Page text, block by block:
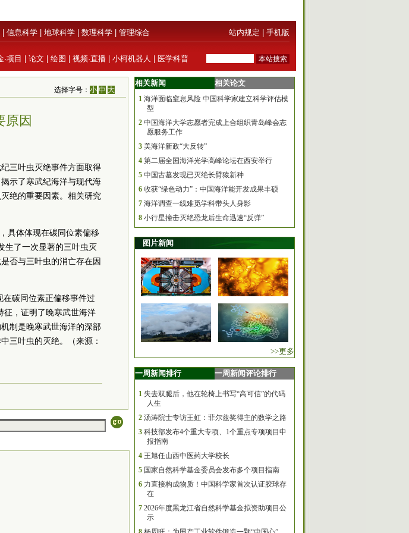
信息科学 地球科学 数理科学 管理综合 站内规定 手机版
·项目 论文 绘图 视频·直播 小柯机器人 医学科普
选择字号：小 中 大
原因
三叶虫灭绝事件方面取得
示了寒武纪海洋与现代海
绝的重要因素。相关研究
具体体现在碳同位素偏移
生了一次显著的三叶虫灭
否与三叶虫的消亡存在因
碳同位素正偏移事件过
征，证明了晚寒武世海洋
制是晚寒武世海洋的深部
三叶虫的灭绝。（来源：
相关新闻 相关论文
1 海洋面临窒息风险 中国科学家建立科学评估模
型
2 中国海洋大学志愿者完成上合组织青岛峰会志
愿服务工作
3 美海洋新政“大反转”
4 第二届全国海洋光学高峰论坛在西安举行
5 中国古墓发现已灭绝长臂猿新种
6 收获“绿色动力”：中国海洋能开发成果丰硕
7 海洋调查一线难觅学科带头人身影
8 小行星撞击灭绝恐龙后生命迅速“反弹”
图片新闻
>>更多
一周新闻排行 一周新闻评论排行
1 失去双腿后，他在轮椅上书写“高可信”的代码
人生
2 汤涛院士专访王虹：菲尔兹奖得主的数学之路
3 科技部发布4个重大专项、1个重点专项项目申
报指南
4 王旭任山西中医药大学校长
5 国家自然科学基金委员会发布多个项目指南
6 力直接构成物质！中国科学家首次认证胶球存
在
7 2026年度黑龙江省自然科学基金拟资助项目公
示